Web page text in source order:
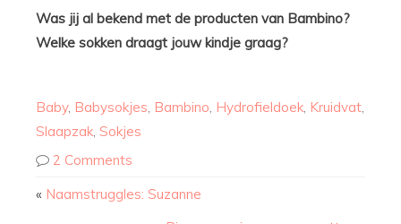
Was jij al bekend met de producten van Bambino?
Welke sokken draagt jouw kindje graag?
Baby, Babysokjes, Bambino, Hydrofieldoek, Kruidvat,
Slaapzak, Sokjes
2 Comments
« Naamstruggles: Suzanne